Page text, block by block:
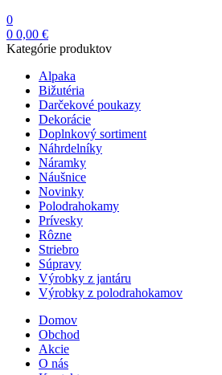
0
0 0,00 €
Kategórie produktov
Alpaka
Bižutéria
Darčekové poukazy
Dekorácie
Doplnkový sortiment
Náhrdelníky
Náramky
Náušnice
Novinky
Polodrahokamy
Prívesky
Rôzne
Striebro
Súpravy
Výrobky z jantáru
Výrobky z polodrahokamov
Domov
Obchod
Akcie
O nás